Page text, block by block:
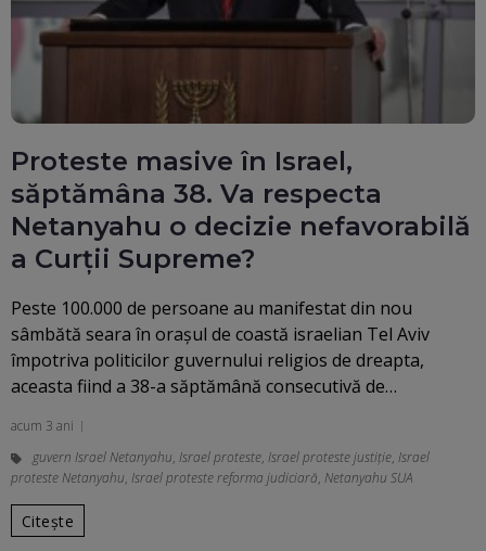
Proteste masive în Israel,
săptămâna 38. Va respecta
Netanyahu o decizie nefavorabilă
a Curții Supreme?
Peste 100.000 de persoane au manifestat din nou
sâmbătă seara în oraşul de coastă israelian Tel Aviv
împotriva politicilor guvernului religios de dreapta,
aceasta fiind a 38-a săptămână consecutivă de…
acum 3 ani
guvern Israel Netanyahu, Israel proteste, Israel proteste justiție, Israel
proteste Netanyahu, Israel proteste reforma judiciară, Netanyahu SUA
Citește